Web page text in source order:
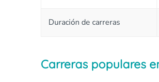
Duración de carreras
Carreras populares